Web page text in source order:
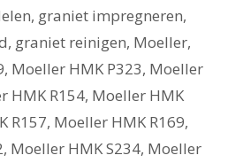
, graniet impregneren,
, graniet reinigen, Moeller,
, Moeller HMK P323, Moeller
HMK R154, Moeller HMK
R157, Moeller HMK R169,
, Moeller HMK S234, Moeller